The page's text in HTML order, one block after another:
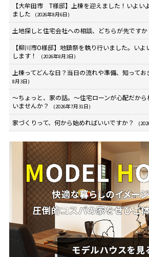
【大牟田市 T様邸】上棟を迎えました！いよい
ました
(2026年8月6日)
土地探しと住宅会社への相談、どちらが先ですか
【柳川市O様邸】地鎮祭を執り行いました。い
します！
(2026年8月3日)
上棟ってどんな日？当日の流れや準備、知って
8月3日)
～ちょっと、家の話。～住宅ローンが心配だか
いませんか？
(2026年7月31日)
家づくりって、何から始めればいいですか？